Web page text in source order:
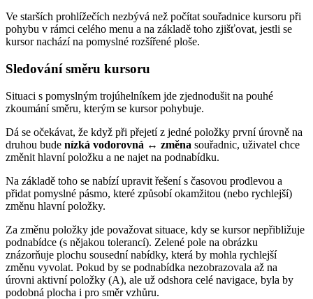
Ve starších prohlížečích nezbývá než počítat souřadnice kursoru při
pohybu v rámci celého menu a na základě toho zjišťovat, jestli se
kursor nachází na pomyslné rozšířené ploše.
Sledování směru kursoru
Situaci s pomyslným trojúhelníkem jde zjednodušit na pouhé
zkoumání směru, kterým se kursor pohybuje.
Dá se očekávat, že když při přejetí z jedné položky první úrovně na
druhou bude nízká vodorovná ↔ změna souřadnic, uživatel chce
změnit hlavní položku a ne najet na podnabídku.
Na základě toho se nabízí upravit řešení s časovou prodlevou a
přidat pomyslné pásmo, které způsobí okamžitou (nebo rychlejší)
změnu hlavní položky.
Za změnu položky jde považovat situace, kdy se kursor nepřibližuje
podnabídce (s nějakou tolerancí). Zelené pole na obrázku
znázorňuje plochu sousední nabídky, která by mohla rychlejší
změnu vyvolat. Pokud by se podnabídka nezobrazovala až na
úrovni aktivní položky (A), ale už odshora celé navigace, byla by
podobná plocha i pro směr vzhůru.